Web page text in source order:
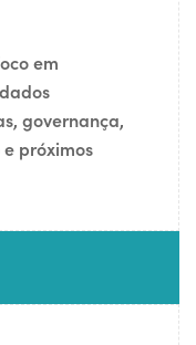
em
governança,
próximos